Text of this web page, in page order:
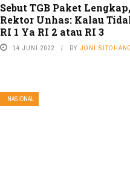
Sebut TGB Paket Lengkap,
Rektor Unhas: Kalau
RI 1 Ya RI 2 atau RI 3
14 JUNI 2022 BY JONI
NASIONAL